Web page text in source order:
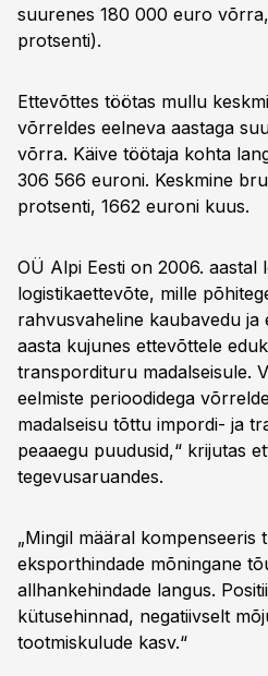
suurenes 180 000 euro
protsenti).
Ettevõttes töötas mullu
võrreldes eelneva aastaga
võrra. Käive töötaja kohta
306 566 euroni. Keskmine
protsenti, 1662 euroni kuus.
OÜ Alpi Eesti on 2006. aastal
logistikaettevõte, mille
rahvusvaheline kaubavedu ja
aasta kujunes ettevõttele
transpordituru madalseisule.
eelmiste perioodidega
madalseisu tõttu impordi- ja
peaaegu puudusid,“ krijutas
tegevusaruandes.
„Mingil määral kompenseeris
eksporthindade mõningane
allhankehindade langus.
kütusehinnad, negatiivselt
tootmiskulude kasv.“